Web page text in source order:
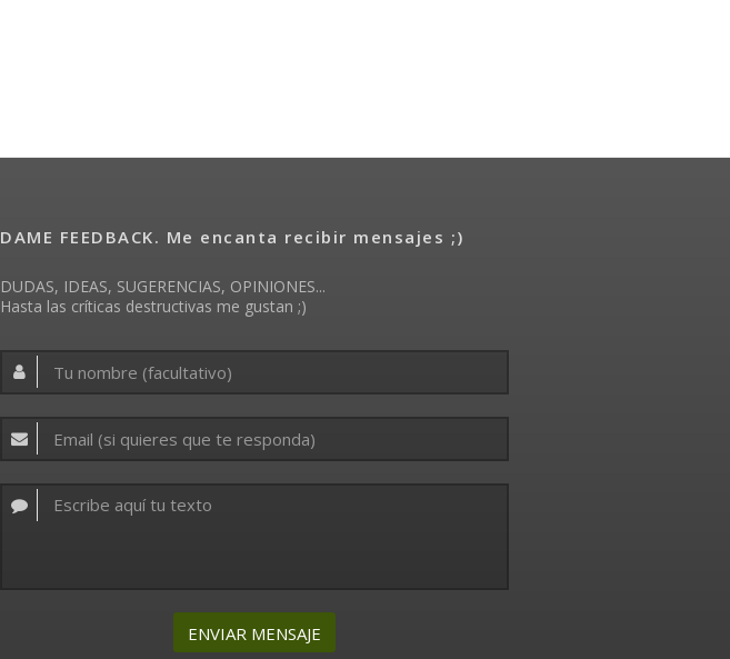
DAME FEEDBACK. Me encanta recibir mensajes ;)
DUDAS, IDEAS, SUGERENCIAS, OPINIONES...
Hasta las críticas destructivas me gustan ;)
ENVIAR MENSAJE